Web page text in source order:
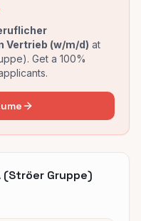
Vertrieb (w/m/d) at
. Get a 100%
(Ströer Gruppe)